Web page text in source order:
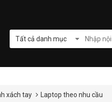
Tất cả danh mục
xách tay Laptop theo nhu cầu